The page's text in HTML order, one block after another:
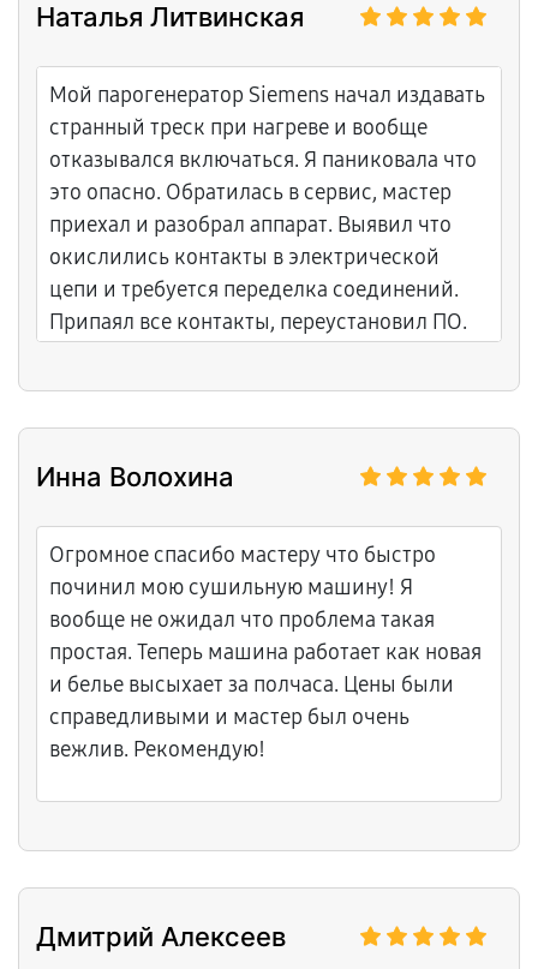
Наталья Литвинская
Мой парогенератор Siemens начал издавать
странный треск при нагреве и вообще
отказывался включаться. Я паниковала что
это опасно. Обратилась в сервис, мастер
приехал и разобрал аппарат. Выявил что
окислились контакты в электрической
цепи и требуется переделка соединений.
Припаял все контакты, переустановил ПО.
нормально и работает без посторонних
Инна Волохина
Огромное спасибо мастеру что быстро
починил мою сушильную машину! Я
вообще не ожидал что проблема такая
простая. Теперь машина работает как новая
и белье высыхает за полчаса. Цены были
справедливыми и мастер был очень
вежлив. Рекомендую!
Дмитрий Алексеев